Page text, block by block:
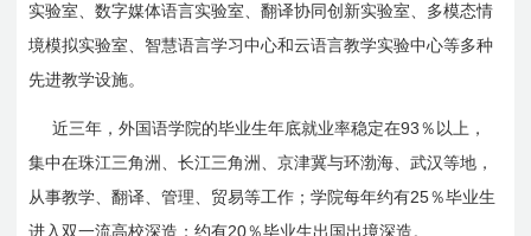
实验室、数字媒体语言实验室、翻译协同创新实验室、多模态情
境模拟实验室、智慧语言学习中心和云语言教学实验中心等多种
先进教学设施。
近三年，外国语学院的毕业生年底就业率稳定在93 ％以上，
集中在珠江三角洲、长江三角洲、京津冀与环渤海、武汉等地，
从事教学、翻译、管理、贸易等工作；学院每年约有25％毕业生
进入双一流高校深造；约有20％毕业生出国出境深造。